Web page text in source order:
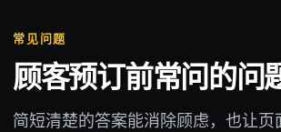
常见问题
顾客预订前常问的问
简短清楚的答案能消除顾虑，也让页